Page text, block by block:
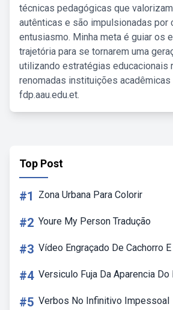
técnicas pedagógicas que
autênticas e são impulsionadas por
entusiasmo. Minha meta é guiar os
trajetória para se tornarem uma
utilizando estratégias educacionais
renomadas instituições
fdp.aau.edu.et.
Top Post
#1 Zona Urbana Para Colorir
#2 Youre My Person Tradução
#3 Vídeo Engraçado De Cachorro E
#4 Versiculo Fuja Da Aparencia Do
#5 Verbos No Infinitivo Impessoal